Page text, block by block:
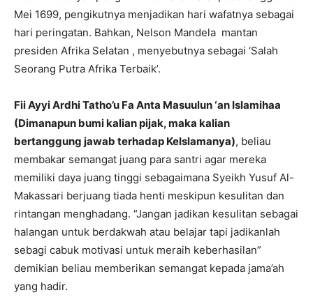
Mei 1699, pengikutnya menjadikan hari wafatnya sebagai
hari peringatan. Bahkan, Nelson Mandela mantan
presiden Afrika Selatan , menyebutnya sebagai ‘Salah
Seorang Putra Afrika Terbaik’.
Fii Ayyi Ardhi Tatho’u Fa Anta Masuulun ‘an Islamihaa
(Dimanapun bumi kalian pijak, maka kalian
bertanggung jawab terhadap KeIslamanya), beliau
membakar semangat juang para santri agar mereka
memiliki daya juang tinggi sebagaimana Syeikh Yusuf Al-
Makassari berjuang tiada henti meskipun kesulitan dan
rintangan menghadang. “Jangan jadikan kesulitan sebagai
halangan untuk berdakwah atau belajar tapi jadikanlah
sebagi cabuk motivasi untuk meraih keberhasilan”
demikian beliau memberikan semangat kepada jama’ah
yang hadir.